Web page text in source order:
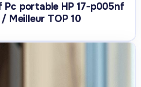
portable HP 17-p005nf
Meilleur TOP 10